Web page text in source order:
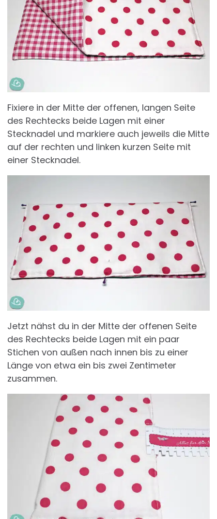
Fixiere in der Mitte der offenen, langen Seite
des Rechtecks beide Lagen mit einer
Stecknadel und markiere auch jeweils die Mitte
auf der rechten und linken kurzen Seite mit
einer Stecknadel.
Jetzt nähst du in der Mitte der offenen Seite
des Rechtecks beide Lagen mit ein paar
Stichen von außen nach innen bis zu einer
Länge von etwa ein bis zwei Zentimeter
zusammen.